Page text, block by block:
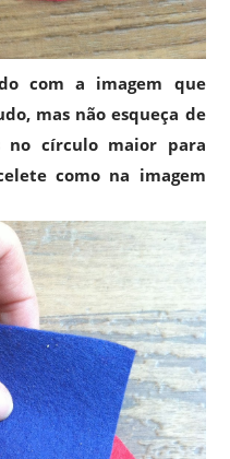
com a imagem que
mas não esqueça de
no círculo maior para
como na imagem